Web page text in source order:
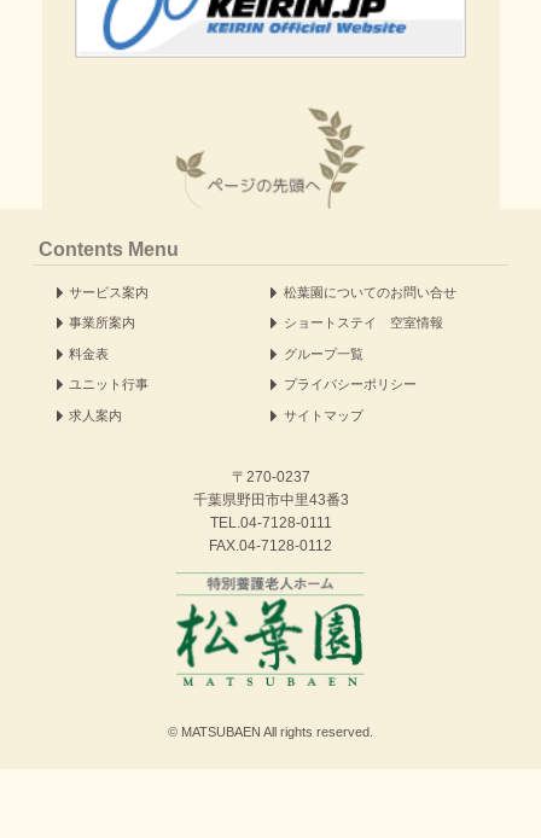
Contents Menu
サービス案内 松葉園についてのお問い合せ
事業所案内 ショートステイ 空室情報
料金表 グループ一覧
ユニット行事 プライバシーポリシー
求人案内 サイトマップ
〒270-0237
千葉県野田市中里43番3
TEL. 04-7128-0111
FAX.04-7128-0112
© MATSUBAEN All rights reserved.